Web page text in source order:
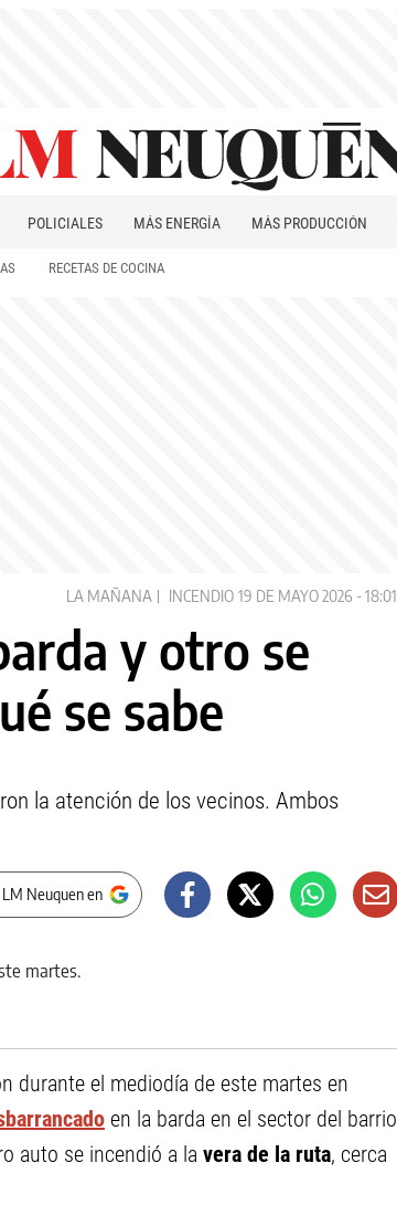
POLICIALES MÁS ENERGÍA MÁS PRODUCCIÓN
RECETAS DE COCINA
LA MAÑANA INCENDIO 19 DE MAYO 2026 - 18:01
y otro se
se sabe
la atención de los vecinos. Ambos
Neuquen en
durante el mediodía de este martes en
en la barda en el sector del barrio
auto se incendió a la vera de la ruta, cerca